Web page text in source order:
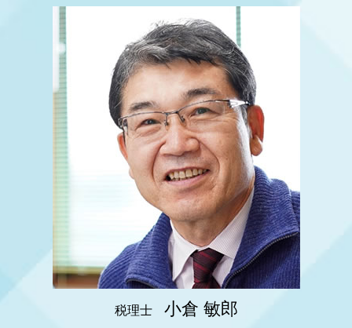
税務調査 いきなり訪問
税務調査 確率 相続
税務調査 拒否
事業承継
節税対策 法人
法人 決算 節税対策
事業承継 青色申告
税務顧問 相場
事業承継 税金対策
遺産分割対策
相続 相談
相続税対策 生命保険
相続税 生前贈与
相続 vs 生前贈与
小規模宅地 相続税
相続 税理士
相続 税理士 費用
相続税 還付
大阪市 税務調査
明石市 税務相談
姫路市 税務顧問
大阪市 相続 対策
姫路市 税務調査
姫路市 法人成り
神戸市 相続税 申告
神戸市 税務顧問
明石市 税務調査
大阪市 相続税 申告
明石市 相続税 申告
神戸市 起業支援
大阪市 法人成り
税理士 小倉 敏郎